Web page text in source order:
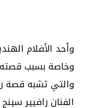
وأحد الأفلام
وخاصة بسبب قصته
والتي تشبه قصة
الفنان رافيير